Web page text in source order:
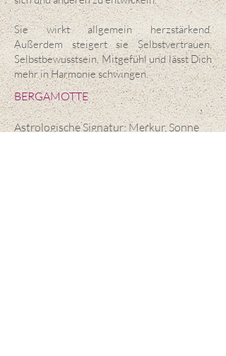
Sie wirkt allgemein herzstärkend.
Außerdem steigert sie Selbstvertrauen,
Selbstbewusstsein, Mitgefühl und lässt Dich
mehr in Harmonie schwingen.
BERGAMOTTE
Astrologische Signatur: Merkur, Sonne